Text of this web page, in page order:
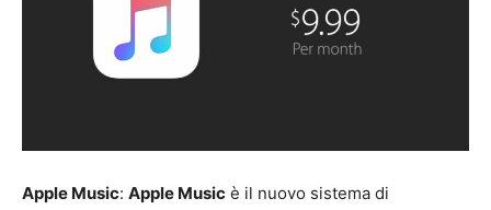
Apple Music: Apple Music è il nuovo sistema di